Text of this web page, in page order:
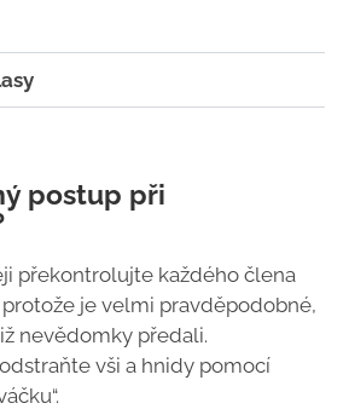
postup při
překontrolujte každého člena
je velmi pravděpodobné,
nevědomky předali.
vši a hnidy pomocí